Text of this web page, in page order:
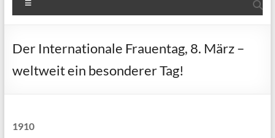
Der Internationale Frauentag, 8. März –
weltweit ein besonderer Tag!
1910